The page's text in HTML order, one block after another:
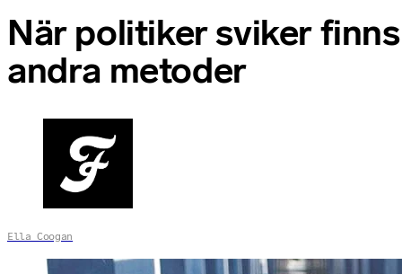
När politiker sviker finns
andra metoder
Ella Coogan